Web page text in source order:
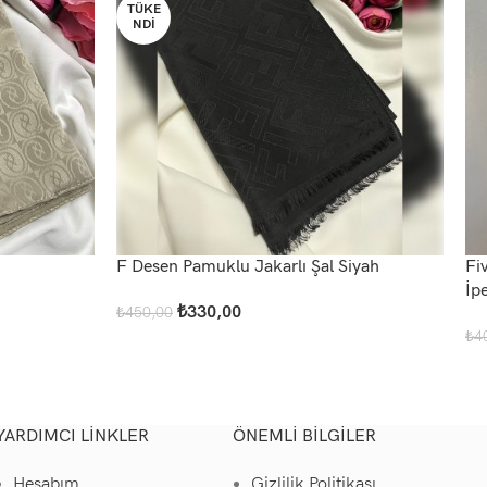
TÜKE
NDI
F Desen Pamuklu Jakarlı Şal Siyah
₺450,00 ₺330,00
₺
LINKLER ÖNEMLI BILGILER